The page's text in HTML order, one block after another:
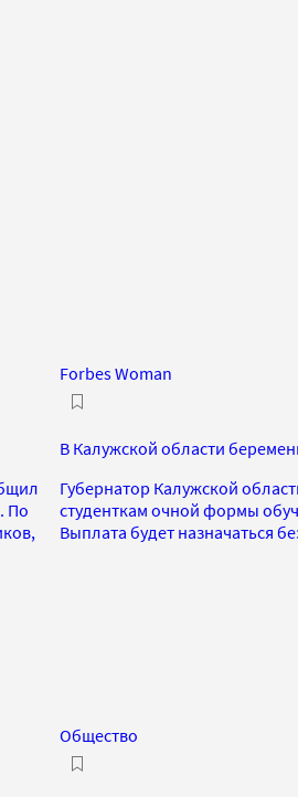
По
Forbes Woman
В Калужской области
Губернатор Калужской
студенткам очной формы
Выплата будет назначаться
Общество